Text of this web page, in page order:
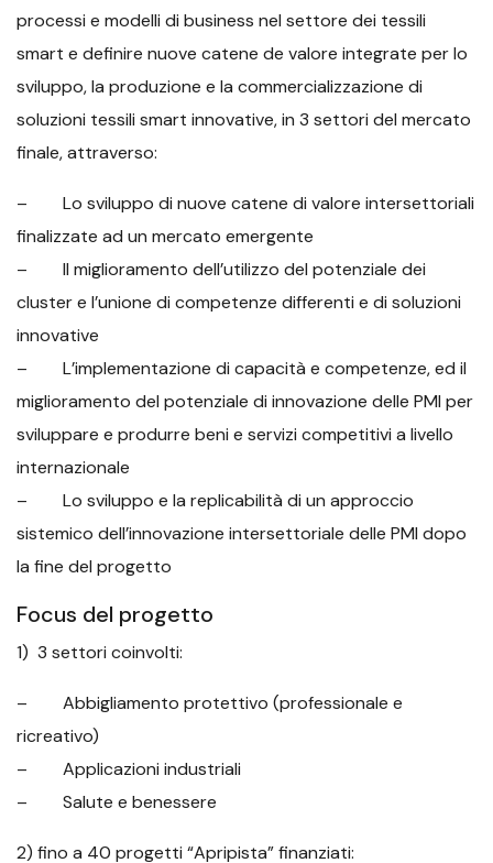
processi e modelli di business nel settore dei tessili
smart e definire nuove catene de valore integrate per lo
sviluppo, la produzione e la commercializzazione di
soluzioni tessili smart innovative, in 3 settori del mercato
finale, attraverso:
– Lo sviluppo di nuove catene di valore intersettoriali
finalizzate ad un mercato emergente
– Il miglioramento dell’utilizzo del potenziale dei
cluster e l’unione di competenze differenti e di soluzioni
innovative
– L’implementazione di capacità e competenze, ed il
miglioramento del potenziale di innovazione delle PMI per
sviluppare e produrre beni e servizi competitivi a livello
internazionale
– Lo sviluppo e la replicabilità di un approccio
sistemico dell’innovazione intersettoriale delle PMI dopo
la fine del progetto
Focus del progetto
1) 3 settori coinvolti:
– Abbigliamento protettivo (professionale e
ricreativo)
– Applicazioni industriali
– Salute e benessere
2) fino a 40 progetti “Apripista” finanziati: